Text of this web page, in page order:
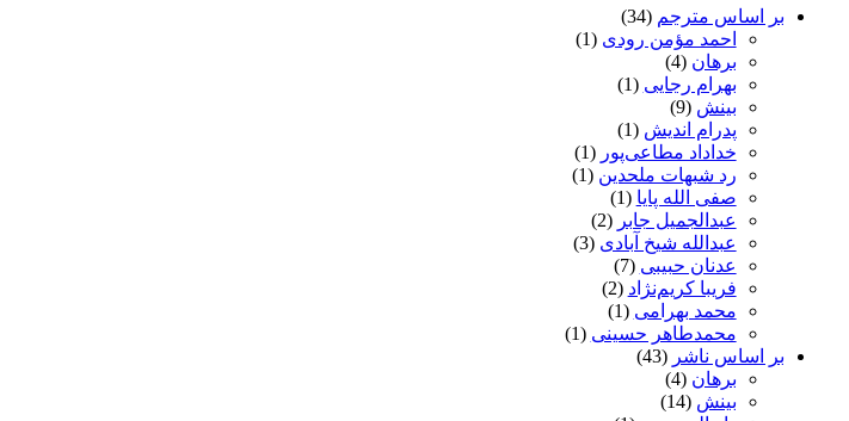
بر اساس مترجم (34)
احمد مؤمن رودی (1)
برهان (4)
بهرام رجایی (1)
بینش (9)
پدرام اندیش (1)
خداداد مطاعی‌پور (1)
رد شبهات ملحدین (1)
صفی الله پایا (1)
عبدالجمیل جابر (2)
عبدالله شیخ آبادی (3)
عدنان حبیبی (7)
فریبا کریم‌نژاد (2)
محمد بهرامی (1)
محمدطاهر حسینی (1)
بر اساس ناشر (43)
برهان (4)
بینش (14)